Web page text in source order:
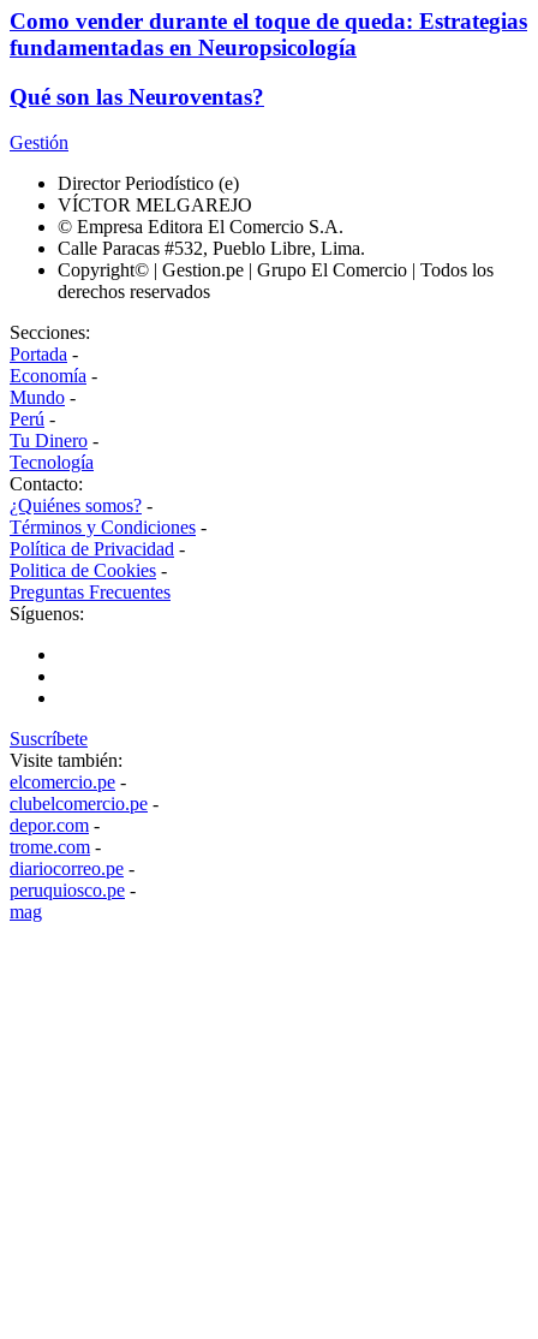
Como vender durante el toque de queda: Estrategias
fundamentadas en Neuropsicología
Qué son las Neuroventas?
Gestión
Director Periodístico (e)
VÍCTOR MELGAREJO
© Empresa Editora El Comercio S.A.
Calle Paracas #532, Pueblo Libre, Lima.
Copyright© | Gestion.pe | Grupo El Comercio | Todos los
derechos reservados
Secciones:
Portada -
Economía -
Mundo -
Perú -
Tu Dinero -
Tecnología
Contacto:
¿Quiénes somos? -
Términos y Condiciones -
Política de Privacidad -
Politica de Cookies -
Preguntas Frecuentes
Síguenos:
Suscríbete
Visite también:
elcomercio.pe -
clubelcomercio.pe -
depor.com -
trome.com -
diariocorreo.pe -
peruquiosco.pe -
mag